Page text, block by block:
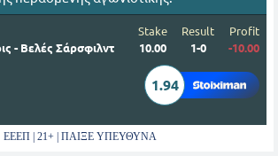
- Βελές Σάρσφιλντ
Stake
10.00
Result
1-0
Profit
-10.00
1.94
ΕΕΕΠ | 21+ | ΠΑΙΞΕ ΥΠΕΥΘΥΝΑ